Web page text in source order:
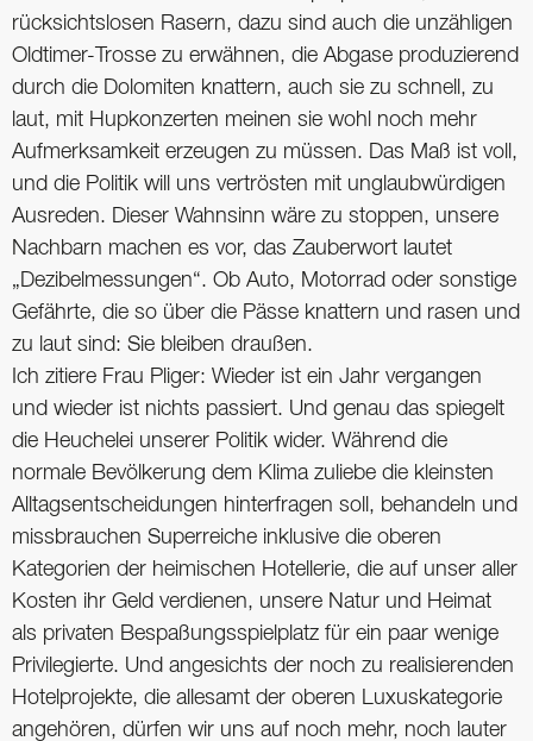
rücksichtslosen Rasern, dazu sind auch die unzähligen
Oldtimer-Trosse zu erwähnen, die Abgase produzierend
durch die Dolomiten knattern, auch sie zu schnell, zu
laut, mit Hupkonzerten meinen sie wohl noch mehr
Aufmerksamkeit erzeugen zu müssen. Das Maß ist voll,
und die Politik will uns vertrösten mit unglaubwürdigen
Ausreden. Dieser Wahnsinn wäre zu stoppen, unsere
Nachbarn machen es vor, das Zauberwort lautet
„Dezibelmessungen“. Ob Auto, Motorrad oder sonstige
Gefährte, die so über die Pässe knattern und rasen und
zu laut sind: Sie bleiben draußen.
Ich zitiere Frau Pliger: Wieder ist ein Jahr vergangen
und wieder ist nichts passiert. Und genau das spiegelt
die Heuchelei unserer Politik wider. Während die
normale Bevölkerung dem Klima zuliebe die kleinsten
Alltagsentscheidungen hinterfragen soll, behandeln und
missbrauchen Superreiche inklusive die oberen
Kategorien der heimischen Hotellerie, die auf unser aller
Kosten ihr Geld verdienen, unsere Natur und Heimat
als privaten Bespaßungsspielplatz für ein paar wenige
Privilegierte. Und angesichts der noch zu realisierenden
Hotelprojekte, die allesamt der oberen Luxuskategorie
angehören, dürfen wir uns auf noch mehr, noch lauter